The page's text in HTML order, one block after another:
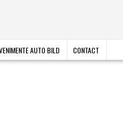
AUTO BILD CONTACT